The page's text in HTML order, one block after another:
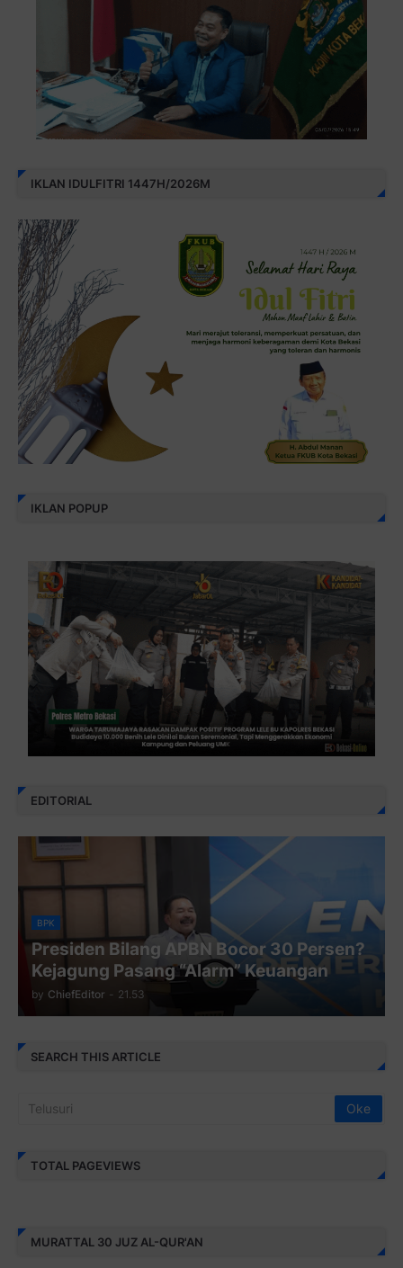
IKLAN IDULFITRI 1447H/2026M
IKLAN POPUP
EDITORIAL
BPK
Presiden Bilang APBN Bocor 30 Persen?
Kejagung Pasang “Alarm” Keuangan
by ChiefEditor - 21.53
SEARCH THIS ARTICLE
TOTAL PAGEVIEWS
MURATTAL 30 JUZ AL-QUR'AN